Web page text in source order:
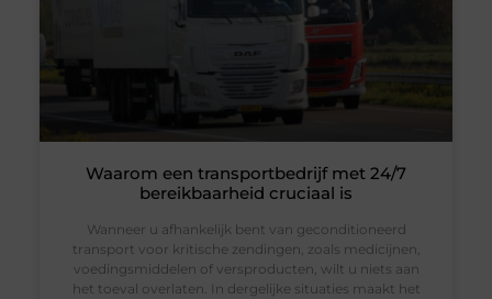
Waarom een transportbedrijf met 24/7
bereikbaarheid cruciaal is
Wanneer u afhankelijk bent van geconditioneerd
transport voor kritische zendingen, zoals medicijnen,
voedingsmiddelen of versproducten, wilt u niets aan
het toeval overlaten. In dergelijke situaties maakt het